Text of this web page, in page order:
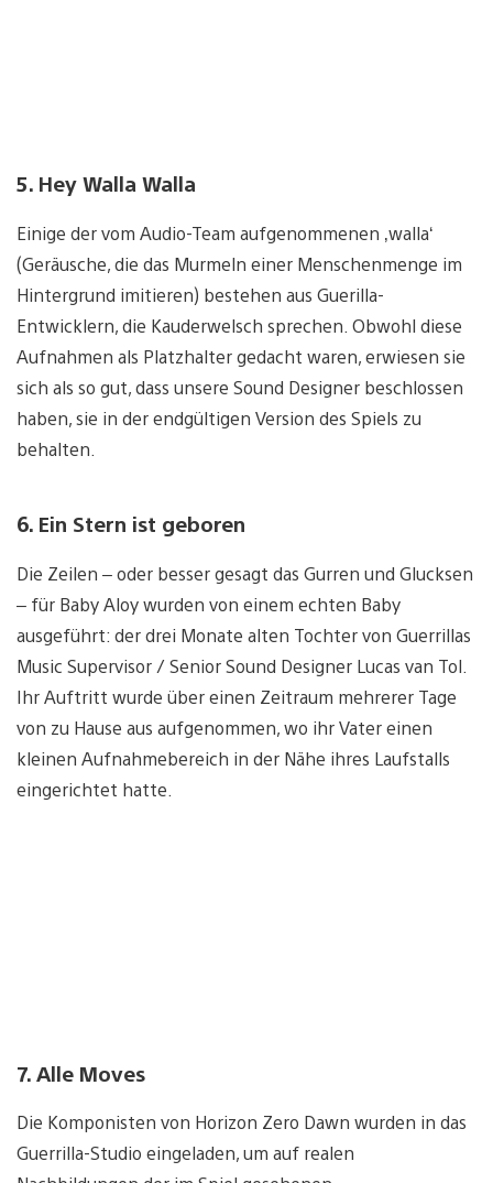
5. Hey Walla Walla
Einige der vom Audio-Team aufgenommenen ‚walla‘
(Geräusche, die das Murmeln einer Menschenmenge im
Hintergrund imitieren) bestehen aus Guerilla-
Entwicklern, die Kauderwelsch sprechen. Obwohl diese
Aufnahmen als Platzhalter gedacht waren, erwiesen sie
sich als so gut, dass unsere Sound Designer beschlossen
haben, sie in der endgültigen Version des Spiels zu
behalten.
6. Ein Stern ist geboren
Die Zeilen – oder besser gesagt das Gurren und Glucksen
– für Baby Aloy wurden von einem echten Baby
ausgeführt: der drei Monate alten Tochter von Guerrillas
Music Supervisor / Senior Sound Designer Lucas van Tol.
Ihr Auftritt wurde über einen Zeitraum mehrerer Tage
von zu Hause aus aufgenommen, wo ihr Vater einen
kleinen Aufnahmebereich in der Nähe ihres Laufstalls
eingerichtet hatte.
7. Alle Moves
Die Komponisten von Horizon Zero Dawn wurden in das
Guerrilla-Studio eingeladen, um auf realen